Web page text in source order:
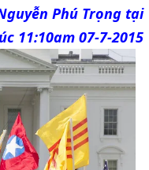
Phú Trọng tại
11:10am 07-7-2015